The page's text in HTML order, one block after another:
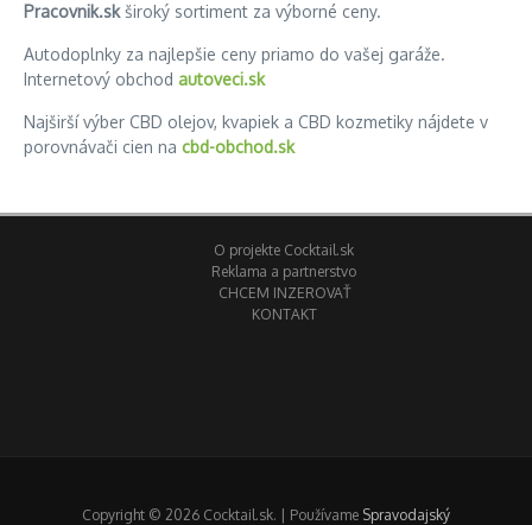
Pracovnik.skširoký sortiment za výborné ceny.
Autodoplnky za najlepšie ceny priamo do vašej garáže.
Internetový obchod autoveci.sk
Najširší výber CBD olejov, kvapiek a CBD kozmetiky nájdete v
porovnávači cien na cbd-obchod.sk
O projekte Cocktail.sk
Reklama a partnerstvo
CHCEM INZEROVAŤ
KONTAKT
Copyright © 2026 Cocktail.sk. | Používame Spravodajský